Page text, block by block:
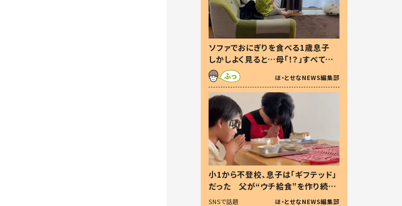
ソファでおにぎりを食べる1歳息子
しかしよく見ると…母「！？」すべてを
察した母の投稿に「可愛いから許
す！」「現行犯〜」
ほ・とせなNEWS編集部
小1から不登校、息子は「ギフテッド」
だった 父が“ウチ給食”を作り続け
る理由とは #令和の親 #令和の子
SNSで話題 ほ・とせなNEWS編集部